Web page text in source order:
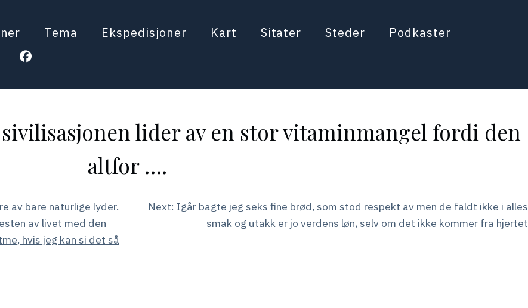
Tema Ekspedisjoner Kart Sitater Steder Podkaster
lider av en stor vitaminmangel fordi den
altfor ….
av bare naturlige lyder.
av livet med den
hvis jeg kan si det så
Next: Igår bagte jeg seks fine brød, som stod respekt av men de faldt ikke i alles
smak og utakk er jo verdens løn, selv om det ikke kommer fra hjertet